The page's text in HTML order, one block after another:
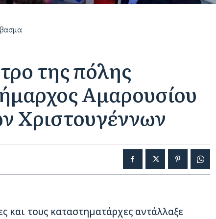
της πόλης
Αμαρουσίου
Χριστουγέννων
και τους καταστηματάρχες αντάλλαξε